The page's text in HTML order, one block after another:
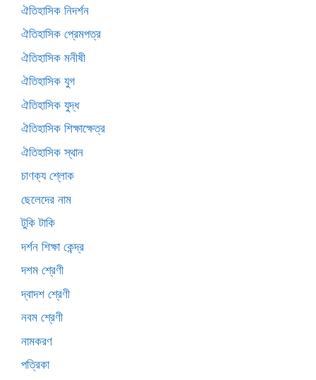
ঐতিহাসিক নিদর্শন
ঐতিহাসিক প্রেমপত্র
ঐতিহাসিক মনীষী
ঐতিহাসিক যুগ
ঐতিহাসিক যুদ্ধ
ঐতিহাসিক শিক্ষাক্ষেত্র
ঐতিহাসিক স্থান
চাণক্য শ্লোক
ছেলেদের নাম
টুকি টাকি
দর্শন শিক্ষা কেন্দ্র
দশম শ্রেণী
দ্বাদশ শ্রেণী
নবম শ্রেণী
নামকরণ
পত্রিকা